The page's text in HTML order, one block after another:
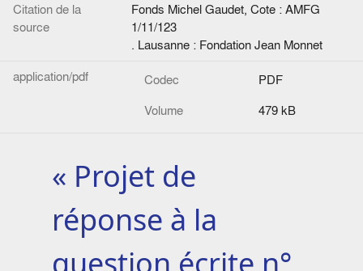
Citation de la
source
Fonds Michel Gaudet, Cote : AMFG
1/11/123
. Lausanne : Fondation Jean Monnet
application/pdf
Codec
PDF
Volume
479 kB
« Projet de
réponse à la